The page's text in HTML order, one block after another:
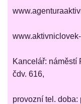
Kancelář: náměstí
čdv. 616,
provozní tel.